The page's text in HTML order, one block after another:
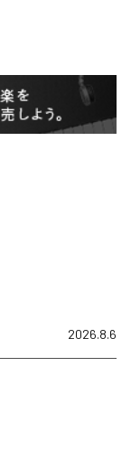
2026.8.6